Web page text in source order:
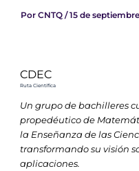
Por CNTQ /15 de
CDEC
Ruta Científica
Un grupo de bachilleres
propedéutico de
la Enseñanza de las
transformando su visión
aplicaciones.